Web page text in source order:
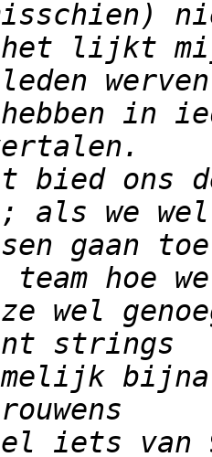
het lijkt
hebben in
bied ons
gaan
wel